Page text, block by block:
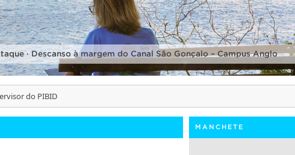
· Descanso à margem do Canal São Gonçalo – Campus Anglo
do PIBID
MANCHETE